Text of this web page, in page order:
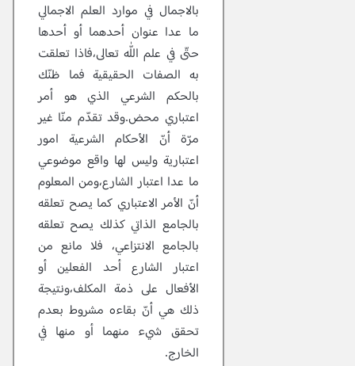
بالاجمال في موارد العلم الاجمالي
ما عدا عنوان أحدهما أو أحدها
حتّى في علم اللّٰه تعالى،فاذا تعلقت
به الصفات الحقيقية فما ظنّك
بالحكم الشرعي الذي هو أمر
اعتباري محض.وقد تقدّم منّا غير
مرّة أنّ الأحكام الشرعية امور
اعتبارية وليس لها واقع موضوعي
ما عدا اعتبار الشارع،ومن المعلوم
أنّ الأمر الاعتباري كما يصح تعلقه
بالجامع الذاتي كذلك يصح تعلقه
بالجامع الانتزاعي، فلا مانع من
اعتبار الشارع أحد الفعلين أو
الأفعال على ذمة المكلف،ونتيجة
ذلك هي أنّ بقاءه مشروط بعدم
تحقق شيء منهما أو منها في
الخارج.